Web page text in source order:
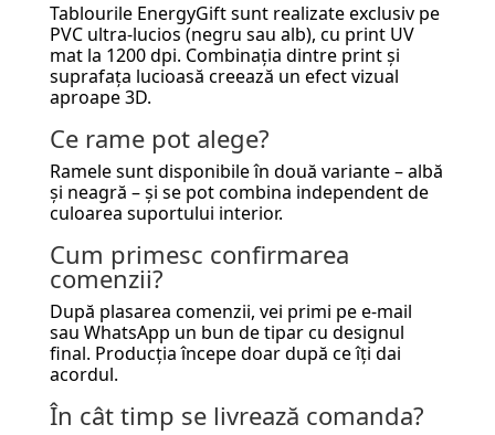
Tablourile EnergyGift sunt realizate exclusiv pe
PVC ultra-lucios (negru sau alb), cu print UV
mat la 1200 dpi. Combinația dintre print și
suprafața lucioasă creează un efect vizual
aproape 3D.
Ce rame pot alege?
Ramele sunt disponibile în două variante – albă
și neagră – și se pot combina independent de
culoarea suportului interior.
Cum primesc confirmarea
comenzii?
După plasarea comenzii, vei primi pe e-mail
sau WhatsApp un bun de tipar cu designul
final. Producția începe doar după ce îți dai
acordul.
În cât timp se livrează comanda?